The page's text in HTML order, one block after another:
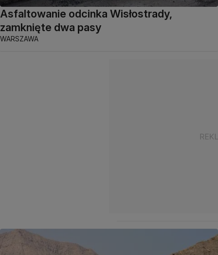
Asfaltowanie odcinka Wisłostrady,
zamknięte dwa pasy
WARSZAWA